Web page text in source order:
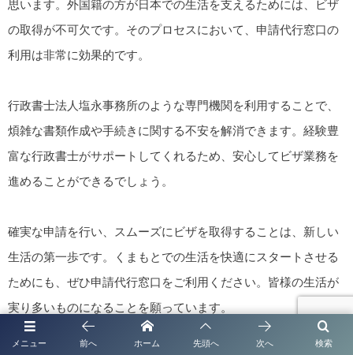
思います。外国籍の方が日本での生活を支えるためには、ビザ
の取得が不可欠です。そのプロセスにおいて、申請代行窓口の
利用は非常に効果的です。
行政書士法人塩永事務所のような専門機関を利用することで、
煩雑な書類作成や手続きに関する不安を解消できます。経験豊
富な行政書士がサポートしてくれるため、安心してビザ業務を
進めることができるでしょう。
確実な申請を行い、スムーズにビザを取得することは、新しい
生活の第一歩です。くまもとでの生活を快適にスタートさせる
ためにも、ぜひ申請代行窓口をご利用ください。皆様の生活が
実り多いものになることを願っています。
メニュー 検索
前へ ホーム 先頭へ 次へ